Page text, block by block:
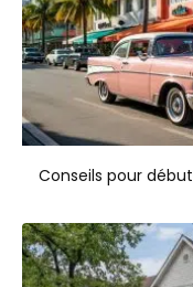
Conseils pour